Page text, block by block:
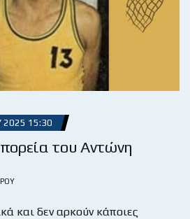
2025 15:30
του Αντώνη
και δεν αρκούν κάποιες